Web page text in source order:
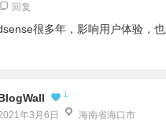
回复
很多年，影响用户体验，也
1
年3月6日 海南省海口市